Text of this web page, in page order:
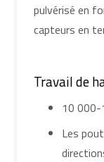
pulvérisé en
capteurs en
Travail de
10 000-
Les